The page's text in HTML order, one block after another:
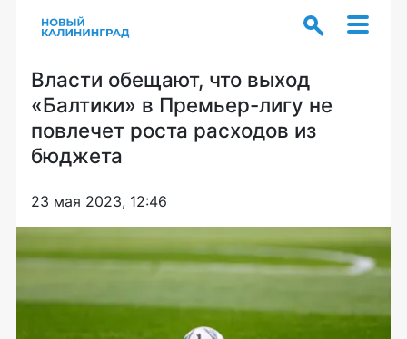
Власти обещают, что выход
«Балтики» в Премьер-лигу не
повлечет роста расходов из
бюджета
23 мая 2023, 12:46